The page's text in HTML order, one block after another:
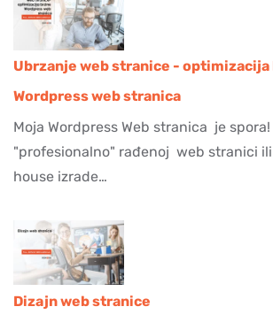
Ubrzanje web stranice - optimizacija
Wordpress web stranica
Moja Wordpress Web stranica je
"profesionalno" rađenoj web stranici
house izrade…
Dizajn web stranice